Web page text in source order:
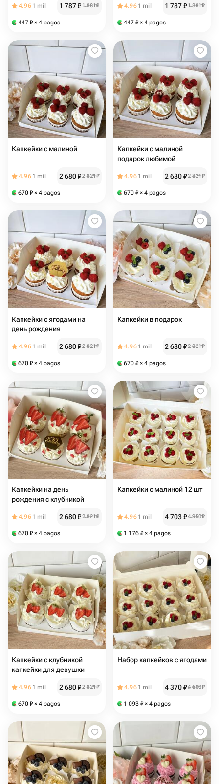
4.96 1 mil 1 787₽1 881₽
447 ₽ × 4 pagos
4.96 1 mil 1 787₽1 881₽
447 ₽ × 4 pagos
Капкейки с малиной
4.96 1 mil 2 680₽2 821₽
670 ₽ × 4 pagos
Капкейки с малиной
подарок любимой
4.96 1 mil 2 680₽2 821₽
670 ₽ × 4 pagos
Капкейки с ягодами на
день рождения
4.96 1 mil 2 680₽2 821₽
670 ₽ × 4 pagos
Капкейки в подарок
4.96 1 mil 2 680₽2 821₽
670 ₽ × 4 pagos
Капкейки на день
рождения с клубникой
4.96 1 mil 2 680₽2 821₽
670 ₽ × 4 pagos
Капкейки с малиной 12 шт
4.96 1 mil 4 703₽4 950₽
1 176 ₽ × 4 pagos
Капкейки с клубникой
капкейки для девушки
4.96 1 mil 2 680₽2 821₽
670 ₽ × 4 pagos
Набор капкейков с ягодами
4.96 1 mil 4 370₽4 600₽
1 093 ₽ × 4 pagos